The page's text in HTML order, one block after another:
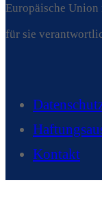
Europäische
für sie
Kontakt